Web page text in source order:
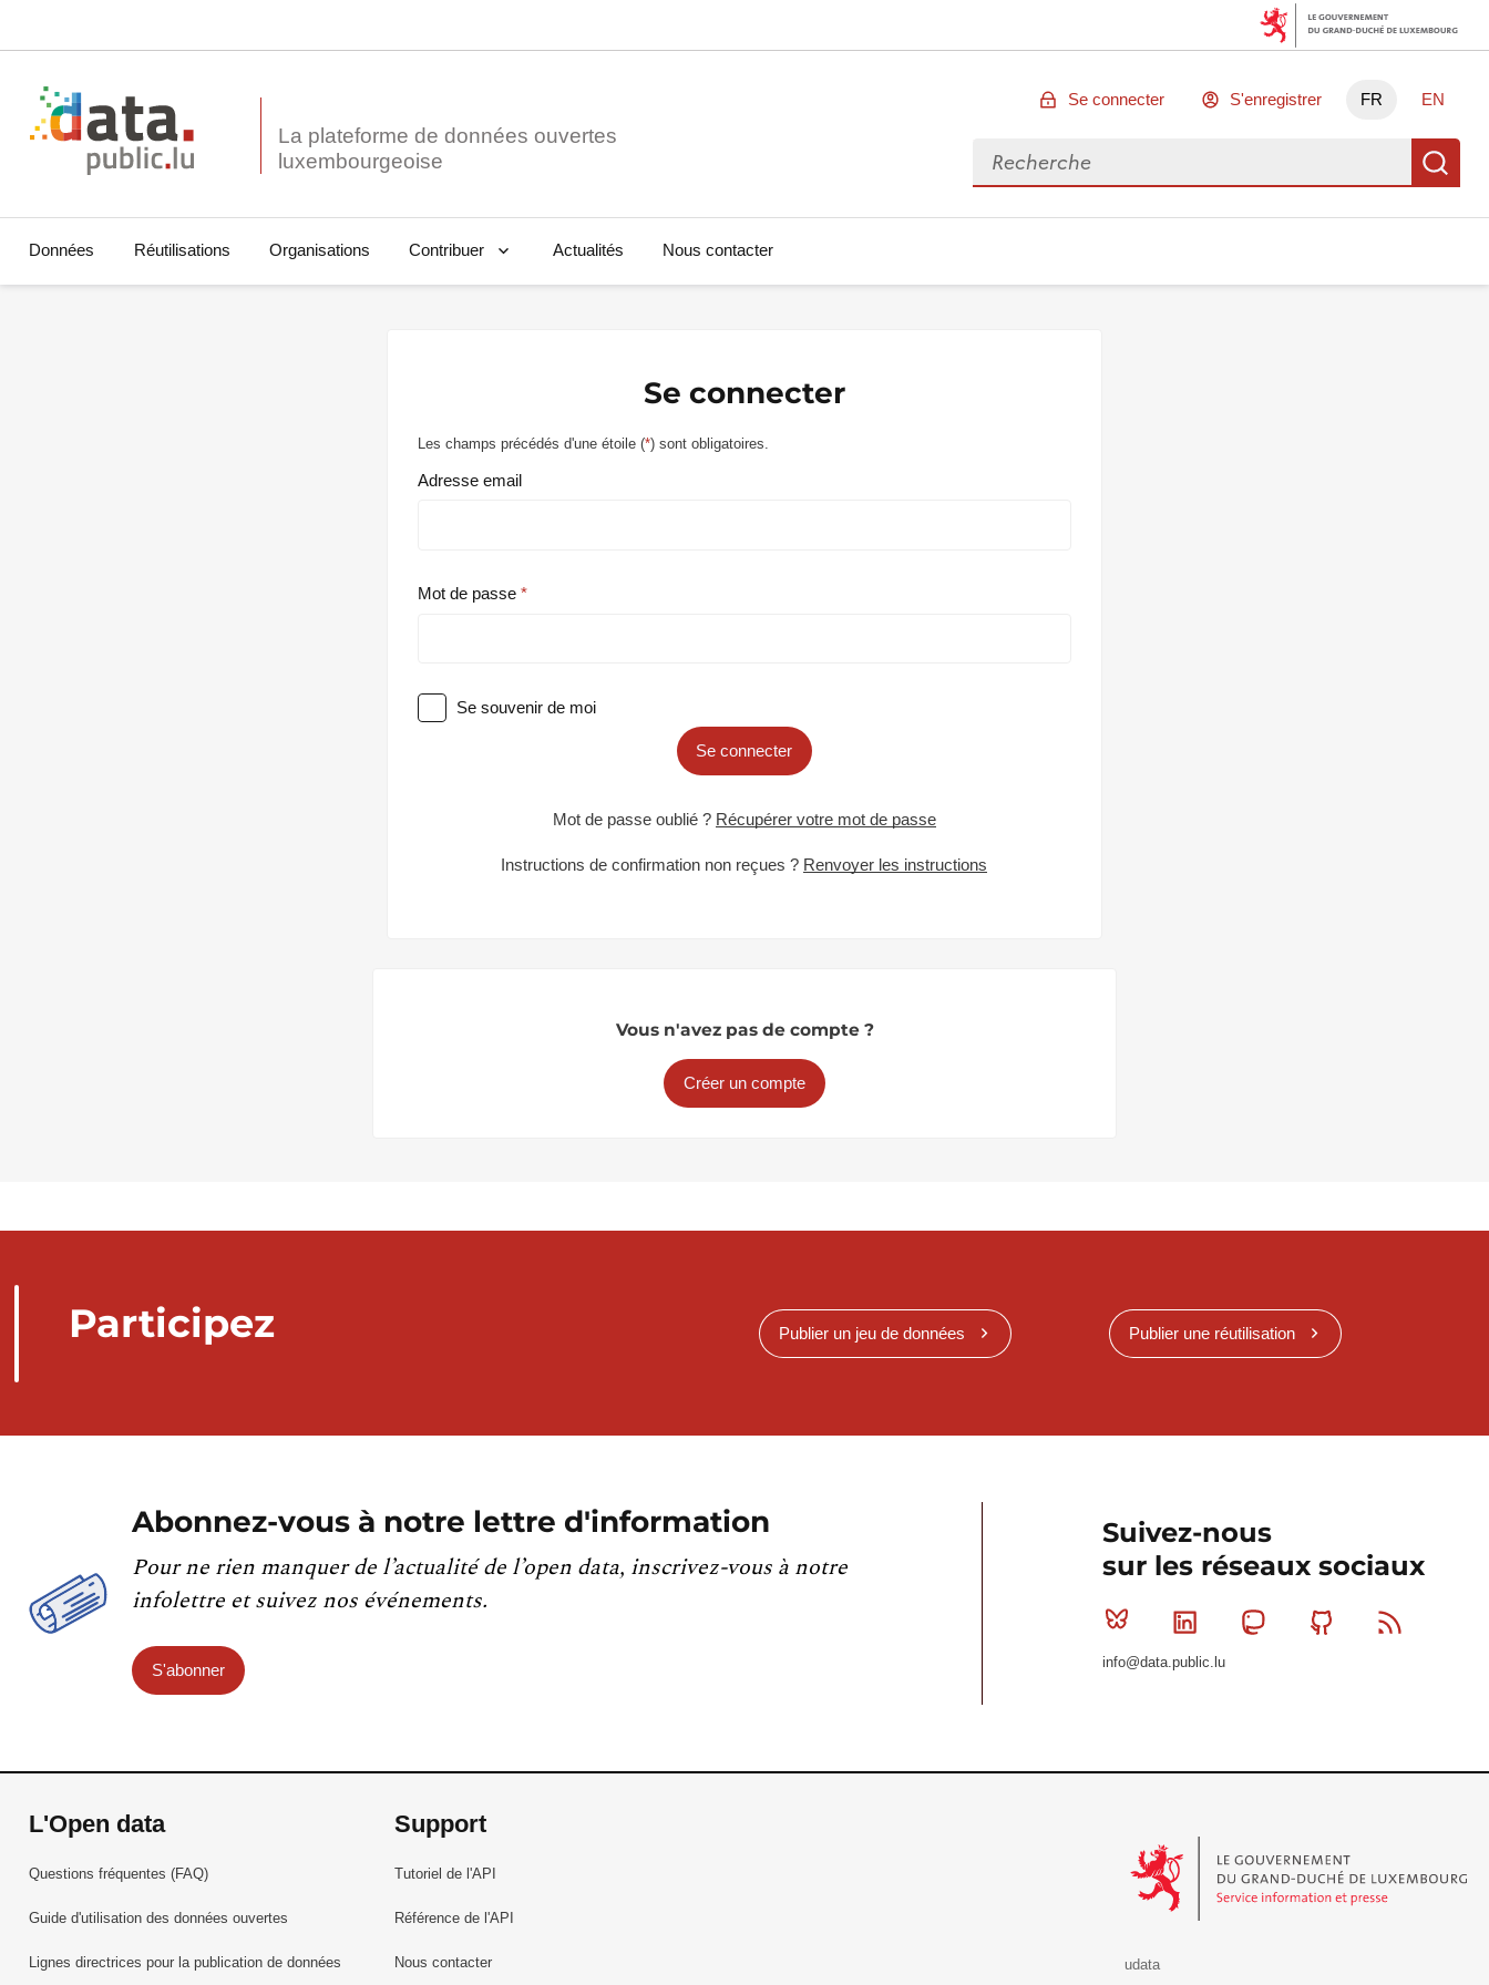
La plateforme de données ouvertes
Se connecter S'enregistrer FR EN
Rechercher des données
Données Réutilisations Organisations Contribuer Actualités Nous contacter
Se connecter
Les champs précédés d'une étoile (*) sont obligatoires.
Adresse email
Mot de passe
Se souvenir de moi
Se connecter
Mot de passe oublié ? Récupérer votre mot de passe
Instructions de confirmation non reçues ? Renvoyer les instructions
Vous n'avez pas de compte ?
Créer un compte
Participez Publier un jeu de données Publier une réutilisation
Abonnez-vous à notre lettre d'information
Pour ne rien manquer de l’actualité de l’open data, inscrivez-vous à notre
infolettre et suivez nos événements.
S'abonner
Suivez-nous
sur les réseaux sociaux
Bluesky Linkedin MastodonGithub
info@data.public.lu
L'Open data
Questions fréquentes (FAQ)
Guide d'utilisation des données ouvertes
Lignes directrices pour la publication de données
Support
Tutoriel de l'API
Référence de l'API
Nous contacter
udata